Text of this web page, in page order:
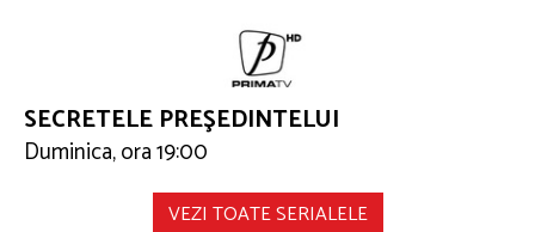
SECRETELE PREŞEDINTELUI
Duminica, ora 19:00
VEZI TOATE SERIALELE